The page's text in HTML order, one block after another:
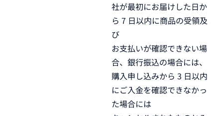
社が最初にお届けした日か
ら 7 日以内に商品の受領及
び
お支払いが確認できない場
合、銀行振込の場合には、
購入申し込みから 3 日以内
にご入金を確認できなかっ
た場合には